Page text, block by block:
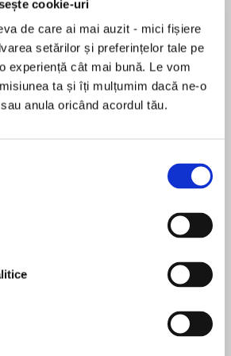
cookie-uri
de care ai mai auzit - mici fișiere
setărilor și preferințelor tale pe
experiență cât mai bună. Le vom
ta și îți mulțumim dacă ne-o
anula oricând acordul tău.
if your home assistant
the definition of suspense!’
She controls your life. Now
Times bestseller
carte
a bestselling novelist and award-